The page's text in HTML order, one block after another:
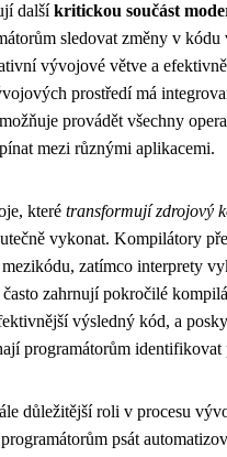
dalšíkritickou součást
sledovat změny v kódu
vývojové větve a
prostředí má
provádět všechny
mezi různými aplikacemi.
které transformují zdrojový
vykonat. Kompilátory
zatímco interprety
zahrnují pokročilé
výsledný kód, a
programátorům
důležitější roli v procesu
psát